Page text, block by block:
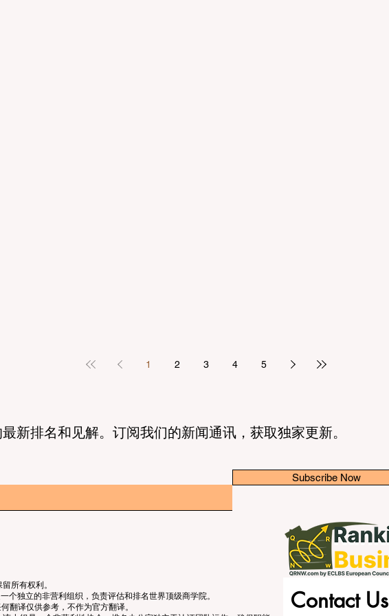
1 2 3 4 5
新排名和见解。订阅我们的新闻通讯，获取独家更新。
Subscribe Now
所有权利。
个独立的非营利组织，负责评估和排名世界顶级商学院。
翻译仅供参考，不作为官方翻译。
Contact Us